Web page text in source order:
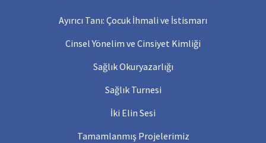
Ayırıcı Tanı: Çocuk İhmali ve İstismarı
Cinsel Yönelim ve Cinsiyet Kimliği
Sağlık Okuryazarlığı
Sağlık Turnesi
İki Elin Sesi
Tamamlanmış Projelerimiz